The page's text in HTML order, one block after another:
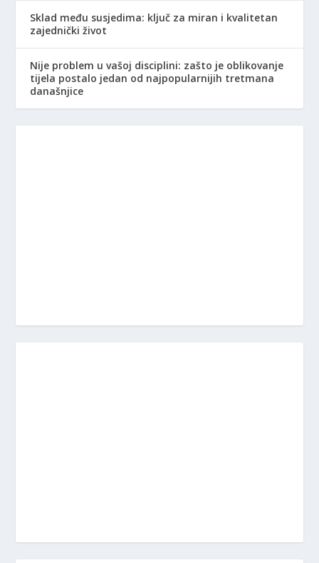
Sklad među susjedima: ključ za miran i kvalitetan
zajednički život
Nije problem u vašoj disciplini: zašto je oblikovanje
tijela postalo jedan od najpopularnijih tretmana
današnjice